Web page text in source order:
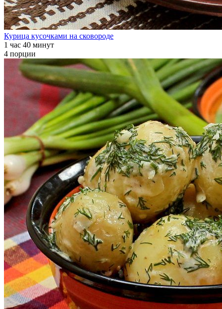
Курица кусочками на сковороде
1 час 40 минут
4 порции